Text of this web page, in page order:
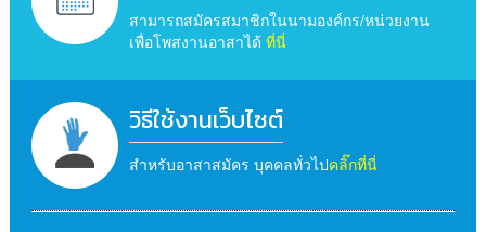
สามารถสมัครสมาชิกในนามองค์กร/หน่วยงาน
เพื่อโพสงานอาสาได้ ที่นี่
วิธีใช้งานเว็บไซต์
สำหรับอาสาสมัคร บุคคลทั่วไปคลิ๊กที่นี่